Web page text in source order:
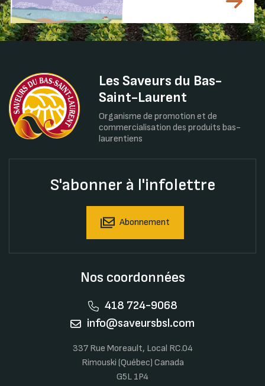
Les Saveurs du Bas-
Saint-Laurent
Organisme de promotion et de
commercialisation des produits bas-
laurentiens
S'abonner à l'infolettre
Abonnement
Nos coordonnées
418 724-9068
info@saveursbsl.com
337 Rue Moreault, Local RC.04
Rimouski (Québec) Canada
G5L 1P4